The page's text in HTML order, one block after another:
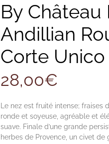
By Château
Andillian
Corte
28,00€
Le nez est fruité intense; fraises
ronde et soyeuse, agréable et
suave. Finale d’une grande
herbes de Provence, un civet